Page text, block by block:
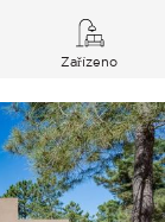
Zařízeno